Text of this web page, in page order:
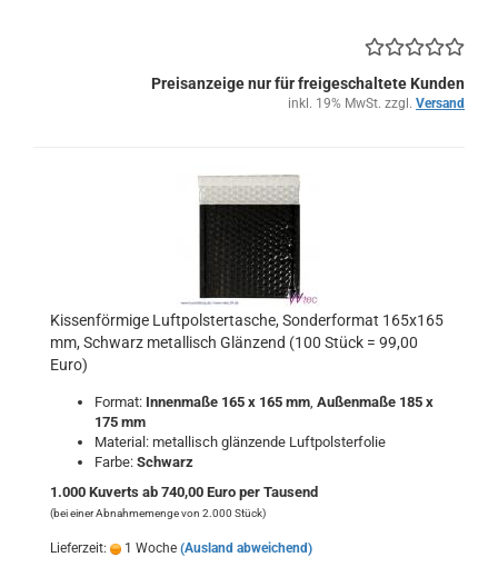
Preisanzeige nur für freigeschaltete Kunden
inkl. 19% MwSt. zzgl. Versand
Kissenförmige Luftpolstertasche, Sonderformat 165x165
mm, Schwarz metallisch Glänzend (100 Stück = 99,00
Euro)
Format: Innenmaße 165 x 165 mm, Außenmaße 185 x
175 mm
Material: metallisch glänzende Luftpolsterfolie
Farbe: Schwarz
1.000 Kuverts ab 740,00 Euro per Tausend
(bei einer Abnahmemenge von 2.000 Stück)
Lieferzeit: 1 Woche (Ausland abweichend)